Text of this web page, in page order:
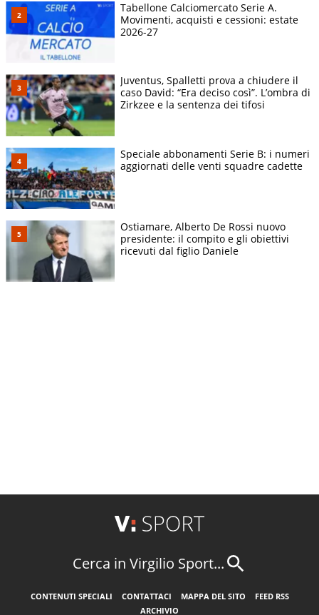
Tabellone Calciomercato Serie A.
Movimenti, acquisti e cessioni: estate
2026-27
Juventus, Spalletti prova a chiudere il
caso David: “Era deciso così”. L’ombra di
Zirkzee e la sentenza dei tifosi
Speciale abbonamenti Serie B: i numeri
aggiornati delle venti squadre cadette
Ostiamare, Alberto De Rossi nuovo
presidente: il compito e gli obiettivi
ricevuti dal figlio Daniele
Cerca in Virgilio Sport...
CONTENUTI SPECIALI CONTATTACI MAPPA DEL SITO
FEED RSS
ARCHIVIO